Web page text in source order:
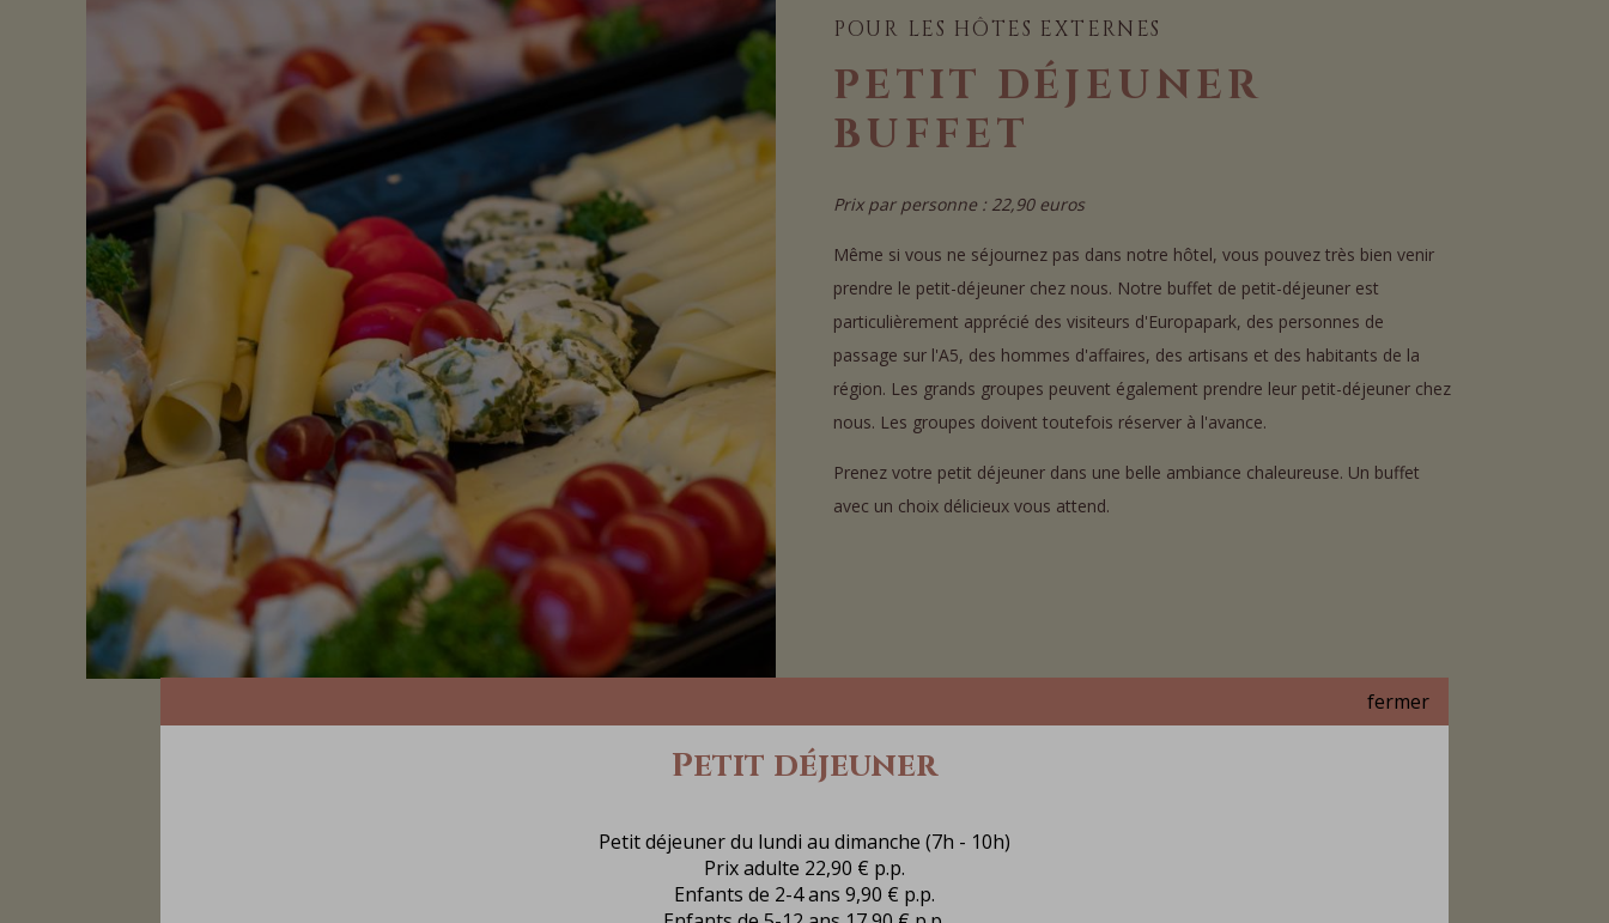
fermer
Petit déjeuner
Petit déjeuner du lundi au dimanche (7h - 10h)
Prix adulte 22,90 € p.p.
Enfants de 2-4 ans 9,90 € p.p.
POUR LES HÔTES EXTERNES
PETIT DÉJEUNER
BUFFET
Prix par personne : 22,90 euros
Même si vous ne séjournez pas dans notre hôtel, vous pouvez très bien venir
prendre le petit-déjeuner chez nous. Notre buffet de petit-déjeuner est
particulièrement apprécié des visiteurs d'Europapark, des personnes de
passage sur l'A5, des hommes d'affaires, des artisans et des habitants de la
région. Les grands groupes peuvent également prendre leur petit-déjeuner chez
nous. Les groupes doivent toutefois réserver à l'avance.
Prenez votre petit déjeuner dans une belle ambiance chaleureuse. Un buffet
avec un choix délicieux vous attend.